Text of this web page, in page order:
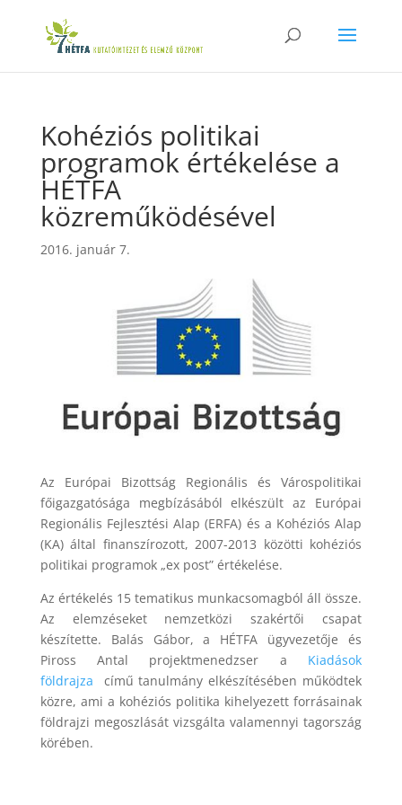
Kohéziós politikai
programok értékelése a
HÉTFA
közreműködésével
2016. január 7.
Az Európai Bizottság Regionális és Várospolitikai
főigazgatósága megbízásából elkészült az Európai
Regionális Fejlesztési Alap (ERFA) és a Kohéziós Alap
(KA) által finanszírozott, 2007-2013 közötti kohéziós
politikai programok „ex post” értékelése.
Az értékelés 15 tematikus munkacsomagból áll össze.
Az elemzéseket nemzetközi szakértői csapat
készítette. Balás Gábor, a HÉTFA ügyvezetője és
Piross Antal projektmenedzser a Kiadások
földrajza című tanulmány elkészítésében működtek
közre, ami a kohéziós politika kihelyezett forrásainak
földrajzi megoszlását vizsgálta valamennyi tagország
körében.